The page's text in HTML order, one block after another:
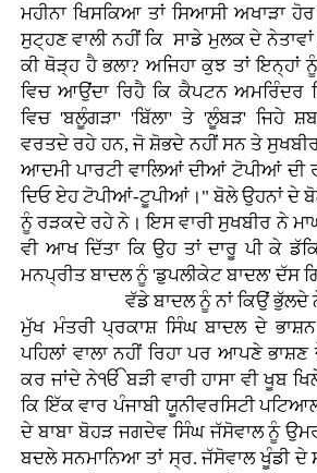
ਮਹੀਨਾ ਖਿਸਕਿਆ ਤਾਂ ਸਿਆਸੀ ਅਖਾੜਾ
ਸੁਟ੍ਹਣ ਵਾਲੀ ਨਹੀਂ ਕਿ ਸਾਡੇ ਮੁਲਕ ਦੇ
ਕੀ ਥੋੜ੍ਹ ਹੈ ਭਲਾ? ਅਜਿਹਾ ਕੁਝ ਤਾਂ
ਵਿਚ ਆਉਂਦਾ ਰਿਹੈ ਕਿ ਕੈਪਟਨ
ਵਿਚ 'ਬਲੂੰਗੜਾ' 'ਬਿੱਲਾ' ਤੇ 'ਲੂੰਬੜ' ਜਿਹੇ
ਵਰਤਦੇ ਰਹੇ ਹਨ, ਜੋ ਸ਼ੋਭਦੇ ਨਹੀਂ ਸਨ ਤੇ
ਆਦਮੀ ਪਾਰਟੀ ਵਾਲਿਆਂ ਦੀਆਂ ਟੋਪੀਆਂ ਦੀ
ਦਿਓ ਏਹ ਟੋਪੀਆਂ-ਟੂਪੀਆਂ।" ਬੋਲੇ ਉਹਨਾਂ ਦੇ
ਨੂੰ ਰੜਕਦੇ ਰਹੇ ਨੇ। ਇਸ ਵਾਰੀ ਸੁਖਬੀਰ ਨੇ
ਵੀ ਆਖ ਦਿੱਤਾ ਕਿ ਉਹ ਤਾਂ ਦਾਰੂ ਪੀ ਕੇ
ਮਨਪ੍ਰੀਤ ਬਾਦਲ ਨੂੰ 'ਡੁਪਲੀਕੇਟ ਬਾਦਲ' ਦੱਸ
ਵੱਡੇ ਬਾਦਲ ਨੂੰ ਨਾਂ ਕਿਉਂ ਭੁੱਲਦੇ
ਮੁੱਖ ਮੰਤਰੀ ਪ੍ਰਕਾਸ਼ ਸਿੰਘ ਬਾਦਲ ਦੇ
ਪਹਿਲਾਂ ਵਾਲਾ ਨਹੀਂ ਰਿਹਾ ਪਰ ਆਪਣੇ
ਕਰ ਜਾਂਦੇ ਨੇੴ ਬੜੀ ਵਾਰੀ ਹਾਸਾ ਵੀ ਖੂਬ
ਕਿ ਇੱਕ ਵਾਰ ਪੰਜਾਬੀ ਯੂਨੀਵਰਸਿਟੀ
ਦੇ ਬਾਬਾ ਬੋਹੜ ਜਗਦੇਵ ਸਿੰਘ ਜੱਸੋਵਾਲ ਨੂੰ
ਬਦਲੇ ਸਨਮਾਨਿਆ ਤਾਂ ਸ੍ਰ. ਜੱਸੋਵਾਲ ਖੂੰਡੀ